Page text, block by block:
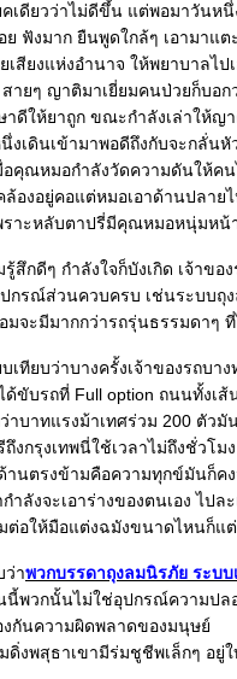
เดียวว่าไม่ดีขึ้น แต่พอมาวันห
ฟังมาก ยืนพูดใกล้ๆ เอามาแต
สียงแห่งอำนาจ ให้พยาบาลไป
ายๆ ญาติมาเยี่ยมคนป่วยก็บอก
ดีให้ยาถูก ขณะกำลังเล่าให้ญ
เดินเข้ามาพอดีถึงกับจะกลั่นหั
มื่อคุณหมอกำลังวัดความดันให้ค
ล้องอยู่คอแต่หมอเอาด้านปลาย
ราะหลับตาปรี่มีคุณหมอหนุ่มหน้า
สึกดีๆ กำลังใจก็บังเกิด เจ้าขอ
กรณ์ส่วนควบครบ เช่นระบบถุ
มจะมีมากกว่ารถรุ่นธรรมดาๆ
เทียบว่าบางครั้งเจ้าของรถบ
ด้ขับรถที่ Full option ถนนทั้งเ
บาทแรงม้าเทศร่วม 200 ตัวมั
งกรุงเทพนี่ใช้เวลาไม่ถึงชั่วโ
นตรงข้ามคือความทุกข์มันก็คง
ำลังจะเอาร่างของตนเอง ไป
ต่อให้มือแต่งฉมังขนาดไหนก็แ
ว่าพวกบรรดาถุงลมนิรภัย ระบบ
พวกนั้นไม่ใช่อุปกรณ์ความปลอ
กันความผิดพลาดของมนุษย์
ดิ่งพสุธาเขามีร่มชูชีพเล็กๆ อ